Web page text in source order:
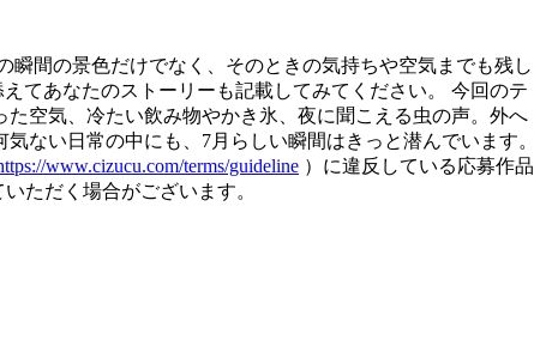
瞬間の景色だけでなく、そのときの気持ちや空気までも残し
てあなたのストーリーも記載してみてください。 今回のテ
空気、冷たい飲み物やかき氷、夜に聞こえる虫の声。外へ
ない日常の中にも、7月らしい瞬間はきっと潜んでいます。
www.cizucu.com/terms/guideline ）に違反している応募作品
ただく場合がございます。